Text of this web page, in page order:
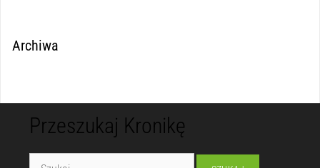
Archiwa
Przeszukaj Kronikę